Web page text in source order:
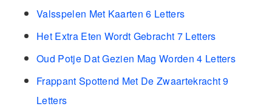
Valsspelen Met Kaarten 6 Letters
Het Extra Eten Wordt Gebracht 7 Letters
Oud Potje Dat Gezien Mag Worden 4 Letters
Frappant Spottend Met De Zwaartekracht 9
Letters